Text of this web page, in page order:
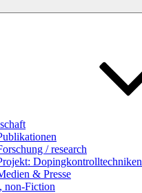
/ research
Dopingkontrolltechniken
& Presse
non-Fiction